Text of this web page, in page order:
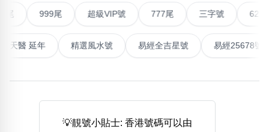
清除全部分類
搜尋
多8字 9888頭 二字號
三字號
999尾 超級VIP號 777尾 三字號 6288頭
能量生氣 天醫 延年 精選風水號 易經全吉星號 易經
💡靚號小貼士: 香港號碼可以由